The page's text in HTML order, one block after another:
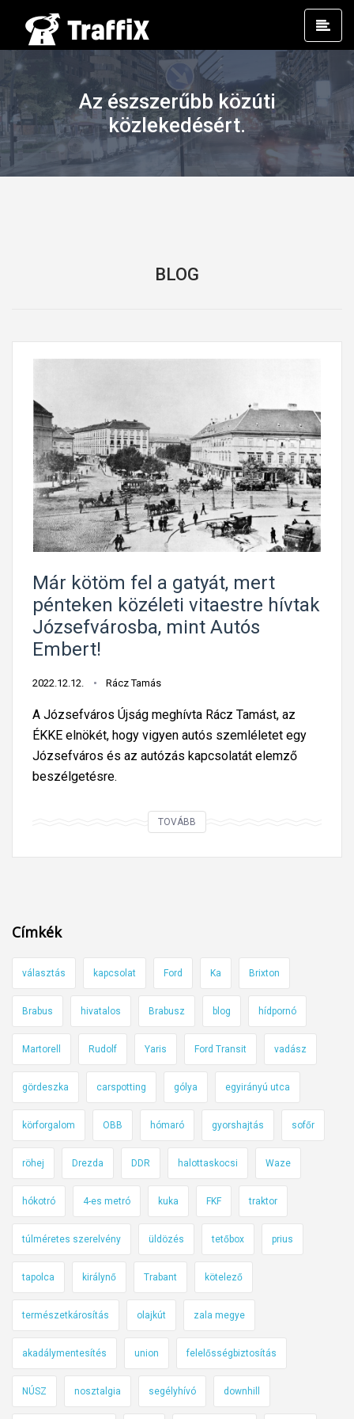
Az észszerűbb közúti
közlekedésért.
BLOG
Már kötöm fel a gatyát, mert
pénteken közéleti vitaestre hívtak
Józsefvárosba, mint Autós
Embert!
2022.12.12. Rácz Tamás
A Józsefváros Újság meghívta Rácz Tamást, az
ÉKKE elnökét, hogy vigyen autós szemléletet egy
Józsefváros és az autózás kapcsolatát elemző
beszélgetésre.
TOVÁBB
f
e
l
a
g
t
á
t
e
r
t
p
é
n
t
Címkék
választás kapcsolat Ford Ka Brixton
Brabus hivatalos Brabusz blog hídpornó
Martorell Rudolf Yaris Ford Transit vadász
gördeszka carspotting gólya egyirányú utca
körforgalom OBB hómaró gyorshajtás sofőr
röhej Drezda DDR halottaskocsi Waze
hókotró 4-es metró kuka FKF traktor
túlméretes szerelvény üldözés tetőbox prius
tapolca királynő Trabant kötelező
természetkárosítás olajkút zala megye
akadálymentesítés union felelősségbiztosítás
NÚSZ nosztalgia segélyhívó downhill